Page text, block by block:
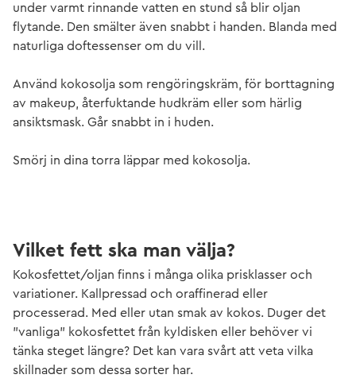
under varmt rinnande vatten en stund så blir oljan
flytande. Den smälter även snabbt i handen. Blanda med
naturliga doftessenser om du vill.
Använd kokosolja som rengöringskräm, för borttagning
av makeup, återfuktande hudkräm eller som härlig
ansiktsmask. Går snabbt in i huden.
Smörj in dina torra läppar med kokosolja.
Vilket fett ska man välja?
Kokosfettet/oljan finns i många olika prisklasser och
variationer. Kallpressad och oraffinerad eller
processerad. Med eller utan smak av kokos. Duger det
"vanliga" kokosfettet från kyldisken eller behöver vi
tänka steget längre? Det kan vara svårt att veta vilka
skillnader som dessa sorter har.